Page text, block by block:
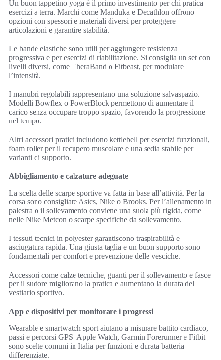
Un buon tappetino yoga è il primo investimento per chi pratica
esercizi a terra. Marchi come Manduka e Decathlon offrono
opzioni con spessori e materiali diversi per proteggere
articolazioni e garantire stabilità.
Le bande elastiche sono utili per aggiungere resistenza
progressiva e per esercizi di riabilitazione. Si consiglia un set con
livelli diversi, come TheraBand o Fitbeast, per modulare
l’intensità.
I manubri regolabili rappresentano una soluzione salvaspazio.
Modelli Bowflex o PowerBlock permettono di aumentare il
carico senza occupare troppo spazio, favorendo la progressione
nel tempo.
Altri accessori pratici includono kettlebell per esercizi funzionali,
foam roller per il recupero muscolare e una sedia stabile per
varianti di supporto.
Abbigliamento e calzature adeguate
La scelta delle scarpe sportive va fatta in base all’attività. Per la
corsa sono consigliate Asics, Nike o Brooks. Per l’allenamento in
palestra o il sollevamento conviene una suola più rigida, come
nelle Nike Metcon o scarpe specifiche da sollevamento.
I tessuti tecnici in polyester garantiscono traspirabilità e
asciugatura rapida. Una giusta taglia e un buon supporto sono
fondamentali per comfort e prevenzione delle vesciche.
Accessori come calze tecniche, guanti per il sollevamento e fasce
per il sudore migliorano la pratica e aumentano la durata del
vestiario sportivo.
App e dispositivi per monitorare i progressi
Wearable e smartwatch sport aiutano a misurare battito cardiaco,
passi e percorsi GPS. Apple Watch, Garmin Forerunner e Fitbit
sono scelte comuni in Italia per funzioni e durata batteria
differenziate.